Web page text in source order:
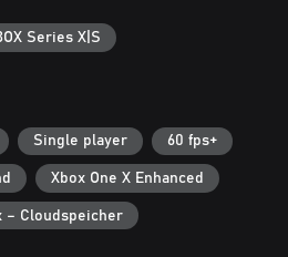
Series X|S
Single player 60 fps+
Xbox One X Enhanced
– Cloudspeicher